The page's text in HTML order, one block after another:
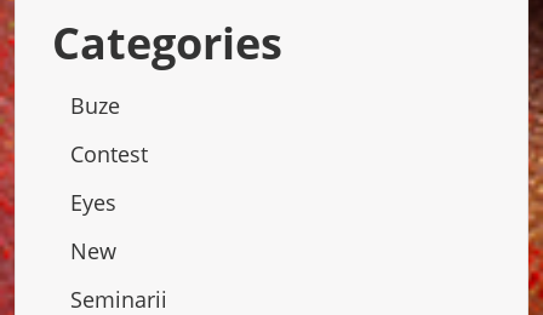
Categories
Buze
Contest
Eyes
New
Seminarii